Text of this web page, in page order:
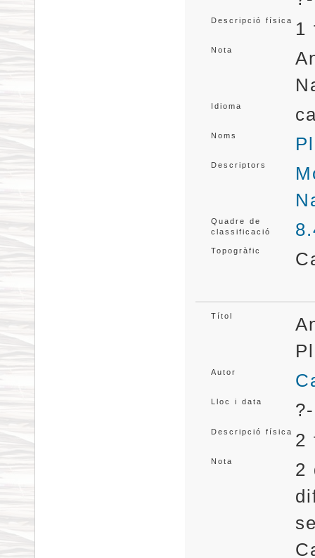
Descripció física 1
Nota
Idioma
Noms
Descriptors
Quadre de
classificació
Topogràfic
Títol
Autor
Lloc i data
Descripció física 2
Nota
2